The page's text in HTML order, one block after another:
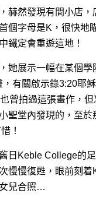
赫然發現有間小店
個字母是K，很快地
鐵定會重遊這地！
她展示一幅在某個
有關啟示錄3:20耶
曾拍過這張畫作，
聖堂內發現的，至
！
日Keble College的
慢慢復甦，眼前刻
兒合照…